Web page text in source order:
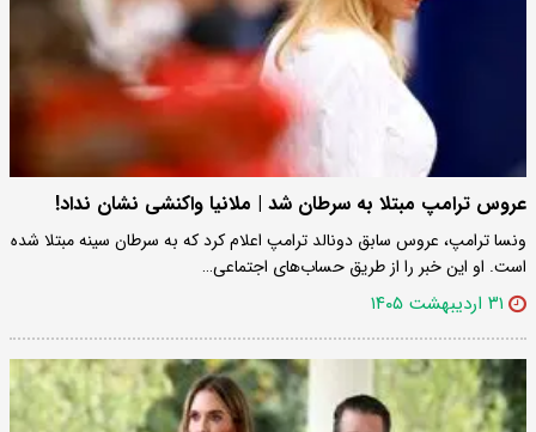
عروس ترامپ مبتلا به سرطان شد | ملانیا واکنشی نشان نداد!
ونسا ترامپ، عروس سابق دونالد ترامپ اعلام کرد که به سرطان سینه مبتلا شده
است. او این خبر را از طریق حساب‌های اجتماعی…
۳۱ اردیبهشت ۱۴۰۵